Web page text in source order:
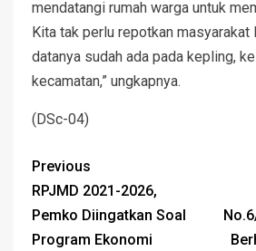
mendatangi rumah warga untuk
Kita tak perlu repotkan masyarakat
datanya sudah ada pada kepling,
kecamatan,” ungkapnya.
(DSc-04)
Previous
RPJMD 2021-2026,
Pemko Diingatkan Soal
Program Ekonomi